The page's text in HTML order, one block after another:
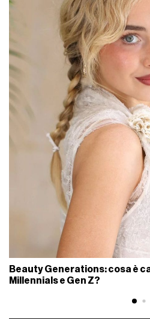
Beauty Generations: cosa è
Millennials e Gen Z?